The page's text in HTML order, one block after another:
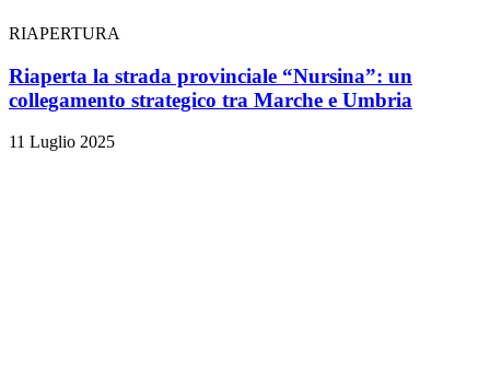
RIAPERTURA
Riaperta la strada provinciale “Nursina”: un
collegamento strategico tra Marche e Umbria
11 Luglio 2025